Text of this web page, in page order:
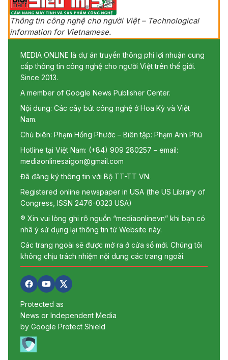
Thông tin công nghệ cho người Việt – Technological
information for Vietnamese.
MEDIA ONLINE là dự án truyền thông phi lợi nhuận cung
cấp thông tin công nghệ cho người Việt trên thế giới.
Since 2013.
A member of Google News Publisher Center.
Nội dung: Các cây bút công nghệ ở Hoa Kỳ và Việt
Nam.
Chủ biên: Phạm Hồng Phước – Biên tập: Phạm Anh Phú
Hotline tại Việt Nam: (+84) 909 280257 – email:
mediaonlinesaigon@gmail.com
Đã đăng ký thông tin với Bộ TT-TT VN.
Registered online newspaper in USA (the US Library of
Congress, ISSN 2476-0323 USA)
® Xin vui lòng ghi rõ nguồn “mediaonlinevn” khi bạn có
nhã ý sử dụng lại thông tin từ Website này.
Các trang ngoài sẽ được mở ra ở cửa sổ mới. Chúng tôi
không chịu trách nhiệm nội dung các trang ngoài.
Protected as
News or Independent Media
by Google Protect Shield